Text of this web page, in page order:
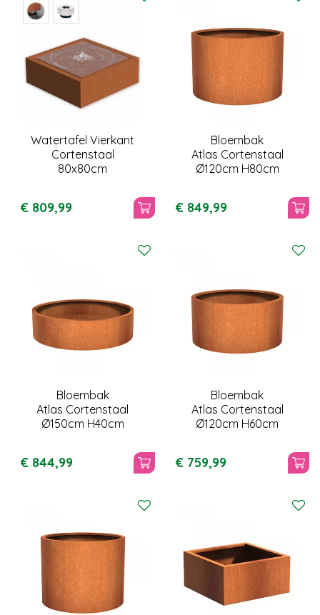
Watertafel Vierkant
Cortenstaal
80x80cm
€ 809,99
Bloembak
Atlas Cortenstaal
Ø120cm H80cm
€ 849,99
Bloembak
Atlas Cortenstaal
Ø150cm H40cm
€ 844,99
Bloembak
Atlas Cortenstaal
Ø120cm H60cm
€ 759,99